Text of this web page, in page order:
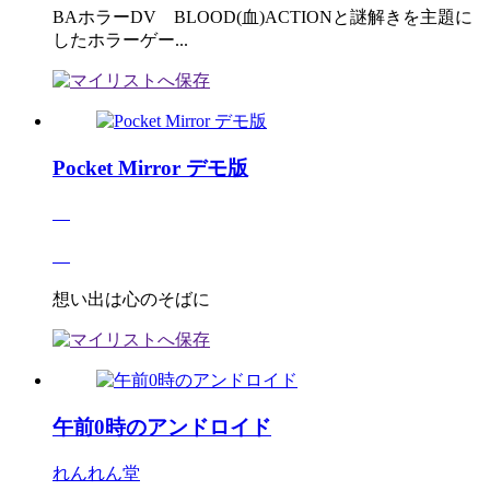
BAホラーDV BLOOD(血)ACTIONと謎解きを主題に
したホラーゲー...
Pocket Mirror デモ版
想い出は心のそばに
午前0時のアンドロイド
れんれん堂